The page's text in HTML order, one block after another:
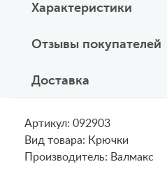
Характеристики
Отзывы покупателей
Доставка
Артикул: 092903
Вид товара: Крючки
Производитель: Валмакс